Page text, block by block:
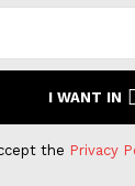
I WANT IN
the Privacy